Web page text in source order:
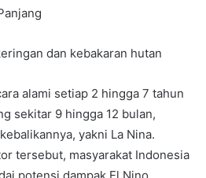
dan kebakaran hutan
alami setiap 2 hingga 7 tahun
sekitar 9 hingga 12 bulan,
yakni La Nina.
tersebut, masyarakat Indonesia